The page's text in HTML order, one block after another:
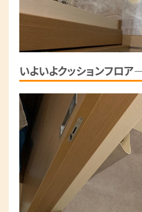
いよいよクッションフロア